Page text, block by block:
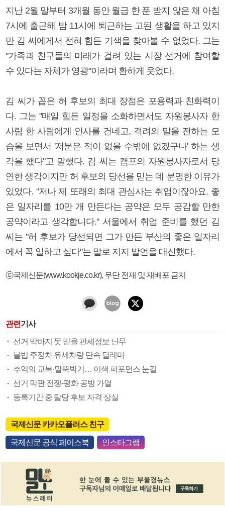
지난 2월 말부터 3개월 동안 월급 한 푼 받지 않은 채 아침
7시에 출근해 밤 11시에 퇴근하는 고된 생활을 하고 있지
만 김 씨에게서 전혀 힘든 기색을 찾아볼 수 없었다. 그는
"가족과 친구들의 미래가 걸려 있는 시장 선거에 참여할
수 있다는 자체가 영광"이라며 환하게 웃었다.
김 씨가 꼽은 허 후보의 최대 장점은 포용력과 친화력이
다. 그는 "매일 힘든 일정을 소화하면서도 자원봉사자 한
사람 한 사람에게 인사를 건네고, 격려의 말을 전하는 모
습을 보면서 '저분은 적이 없을 수밖에 없겠구나' 하는 생
각을 했다"고 말했다. 김 씨는 캠프의 자원봉사자로서 당
연한 생각이지만 허 후보의 당선을 믿는 데 분명한 이유가
있었다. "저나 제 또래의 최대 관심사는 취업이잖아요. 좋
은 일자리를 10만 개 만든다는 공약은 모두 공감할 만한
공약이라고 생각합니다." 서울에서 취업 준비를 했던 김
씨는 "허 후보가 당선되면 그가 만든 부산의 좋은 일자리
에서 꼭 일하고 싶다"는 말로 지지 발언을 대신했다.
ⓒ국제신문(www.kookje.co.kr), 무단 전재 및 재배포 금지
관련기사
선거 막바지 못 믿을 판세정보 난무
불법 주정차 유세차량 단속 딜레마
추억의 교복·말뚝박기… 이색 퍼포먼스 눈길
선거 막판 전쟁-평화 공방 가열
등록기간 중 탈당 후보 자격 상실
국제신문 카카오플러스 친구
국제신문 공식 페이스북 인스타그램